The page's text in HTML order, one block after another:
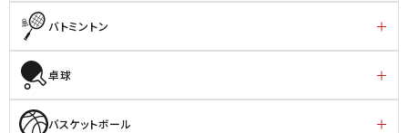
バトミントン
卓球
バスケットボール